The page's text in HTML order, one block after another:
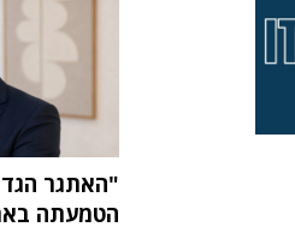
הטמעתה